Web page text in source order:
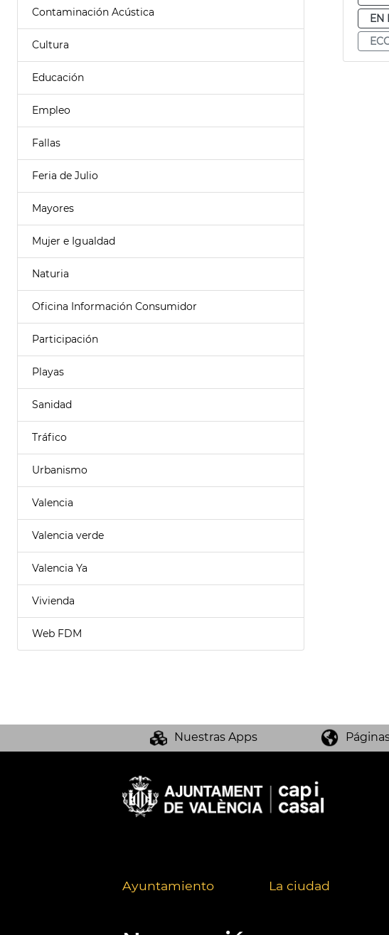
Contaminación Acústica
Cultura
Educación
Empleo
Fallas
Feria de Julio
Mayores
Mujer e Igualdad
Naturia
Oficina Información Consumidor
Participación
Playas
Sanidad
Tráfico
Urbanismo
Valencia
Valencia verde
Valencia Ya
Vivienda
Web FDM
EN
Nuestras Apps
Ayuntamiento La ciudad